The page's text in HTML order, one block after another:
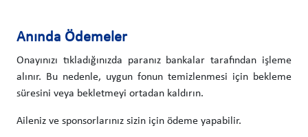
Anında Ödemeler
Onayınızı tıkladığınızda paranız bankalar tarafından işleme
alınır. Bu nedenle, uygun fonun temizlenmesi için bekleme
süresini veya bekletmeyi ortadan kaldırın.
Aileniz ve sponsorlarınız sizin için ödeme yapabilir.